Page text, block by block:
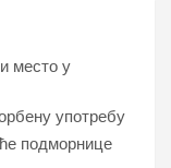
место у
употребу
подморнице